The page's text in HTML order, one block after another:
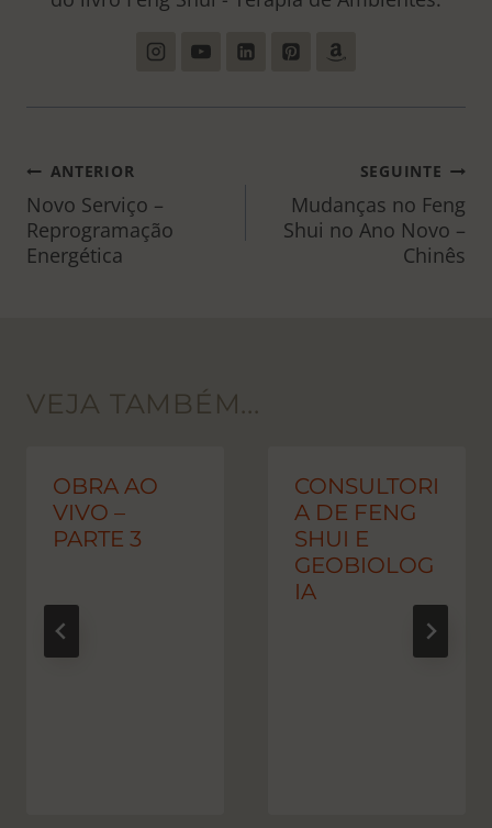
NAVEGAÇÃO
DE
POST
ANTERIOR
Novo Serviço –
Reprogramação
Energética
SEGUINTE
Mudanças no Feng
Shui no Ano Novo –
Chinês
VEJA TAMBÉM...
OBRA AO
VIVO –
PARTE 3
CONSULTORI
A DE FENG
SHUI E
GEOBIOLOG
IA